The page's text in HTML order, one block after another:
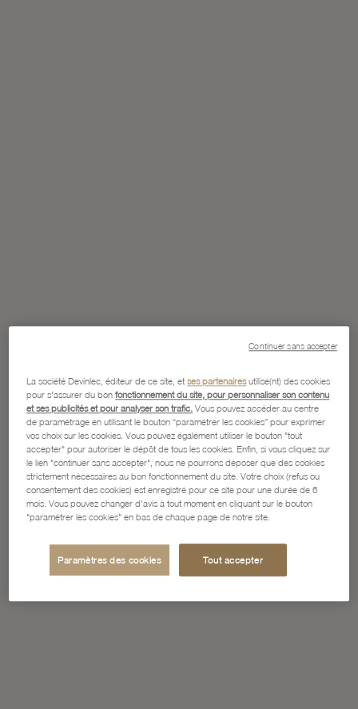
La société Devinlec, éditeur de ce site, etses partenairesutilise(nt) des cookies
pour s'assurer du bonfonctionnement du site, pour personnaliser son contenu
et ses publicités et pour analyser son trafic. Vous pouvez accéder au centre
de paramétrage en utilisant le bouton “paramétrer les cookies” pour exprimer
vos choix sur les cookies. Vous pouvez également utiliser le bouton "tout
accepter" pour autoriser le dépôt de tous les cookies. Enfin, si vous cliquez sur
le lien "continuer sans accepter", nous ne pourrons déposer que des cookies
strictement nécessaires au bon fonctionnement du site. Votre choix (refus ou
consentement des cookies) est enregistré pour ce site pour une durée de 6
mois. Vous pouvez changer d'avis à tout moment en cliquant sur le bouton
"paramétrer les cookies" en bas de chaque page de notre site.
Paramètres des cookies Tout accepter
Continuer sans accepter